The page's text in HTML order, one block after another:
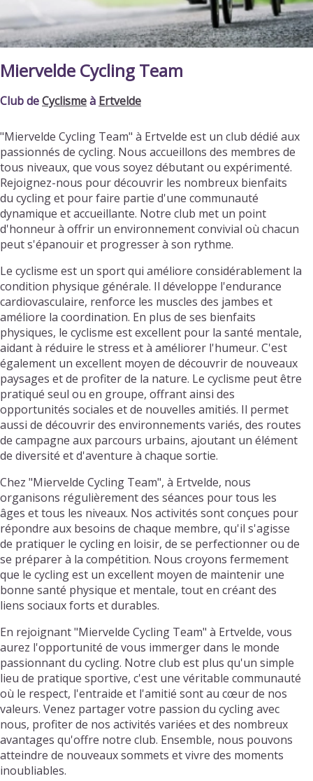
Miervelde Cycling Team
Club deCyclismeà Ertvelde
"Miervelde Cycling Team" à Ertvelde est un club dédié aux
passionnés de cycling. Nous accueillons des membres de
tous niveaux, que vous soyez débutant ou expérimenté.
Rejoignez-nous pour découvrir les nombreux bienfaits
du cycling et pour faire partie d'une communauté
dynamique et accueillante. Notre club met un point
d'honneur à offrir un environnement convivial où chacun
peut s'épanouir et progresser à son rythme.
Le cyclisme est un sport qui améliore considérablement la
condition physique générale. Il développe l'endurance
cardiovasculaire, renforce les muscles des jambes et
améliore la coordination. En plus de ses bienfaits
physiques, le cyclisme est excellent pour la santé mentale,
aidant à réduire le stress et à améliorer l'humeur. C'est
également un excellent moyen de découvrir de nouveaux
paysages et de profiter de la nature. Le cyclisme peut être
pratiqué seul ou en groupe, offrant ainsi des
opportunités sociales et de nouvelles amitiés. Il permet
aussi de découvrir des environnements variés, des routes
de campagne aux parcours urbains, ajoutant un élément
de diversité et d'aventure à chaque sortie.
Chez "Miervelde Cycling Team", à Ertvelde, nous
organisons régulièrement des séances pour tous les
âges et tous les niveaux. Nos activités sont conçues pour
répondre aux besoins de chaque membre, qu'il s'agisse
de pratiquer le cycling en loisir, de se perfectionner ou de
se préparer à la compétition. Nous croyons fermement
que le cycling est un excellent moyen de maintenir une
bonne santé physique et mentale, tout en créant des
liens sociaux forts et durables.
En rejoignant "Miervelde Cycling Team" à Ertvelde, vous
aurez l'opportunité de vous immerger dans le monde
passionnant du cycling. Notre club est plus qu'un simple
lieu de pratique sportive, c'est une véritable communauté
où le respect, l'entraide et l'amitié sont au cœur de nos
valeurs. Venez partager votre passion du cycling avec
nous, profiter de nos activités variées et des nombreux
avantages qu'offre notre club. Ensemble, nous pouvons
atteindre de nouveaux sommets et vivre des moments
inoubliables.